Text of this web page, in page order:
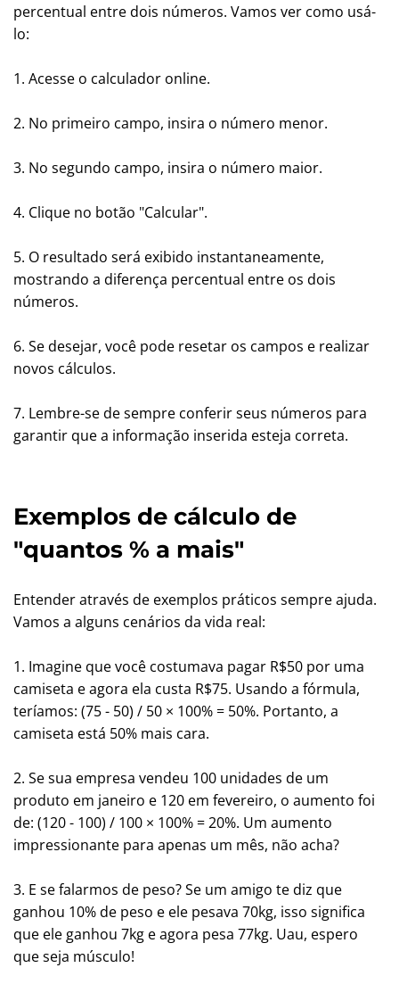
percentual entre dois números. Vamos ver como usá-
lo:
1. Acesse o calculador online.
2. No primeiro campo, insira o número menor.
3. No segundo campo, insira o número maior.
4. Clique no botão "Calcular".
5. O resultado será exibido instantaneamente,
mostrando a diferença percentual entre os dois
números.
6. Se desejar, você pode resetar os campos e realizar
novos cálculos.
7. Lembre-se de sempre conferir seus números para
garantir que a informação inserida esteja correta.
Exemplos de cálculo de
"quantos % a mais"
Entender através de exemplos práticos sempre ajuda.
Vamos a alguns cenários da vida real:
1. Imagine que você costumava pagar R$50 por uma
camiseta e agora ela custa R$75. Usando a fórmula,
teríamos: (75 - 50) / 50 × 100% = 50%. Portanto, a
camiseta está 50% mais cara.
2. Se sua empresa vendeu 100 unidades de um
produto em janeiro e 120 em fevereiro, o aumento foi
de: (120 - 100) / 100 × 100% = 20%. Um aumento
impressionante para apenas um mês, não acha?
3. E se falarmos de peso? Se um amigo te diz que
ganhou 10% de peso e ele pesava 70kg, isso significa
que ele ganhou 7kg e agora pesa 77kg. Uau, espero
que seja músculo!